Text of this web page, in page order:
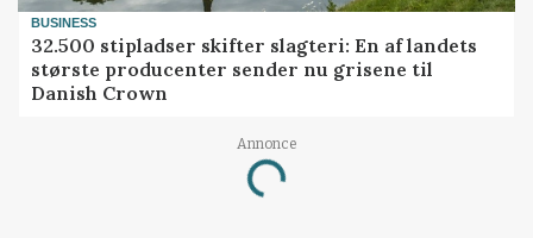
BUSINESS
32.500 stipladser skifter slagteri: En af landets
største producenter sender nu grisene til
Danish Crown
Annonce
Loading...